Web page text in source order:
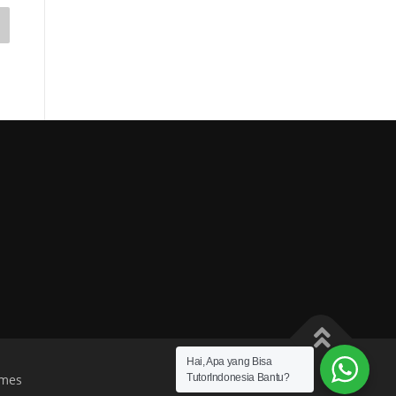
Hai, Apa yang Bisa
TutorIndonesia Bantu?